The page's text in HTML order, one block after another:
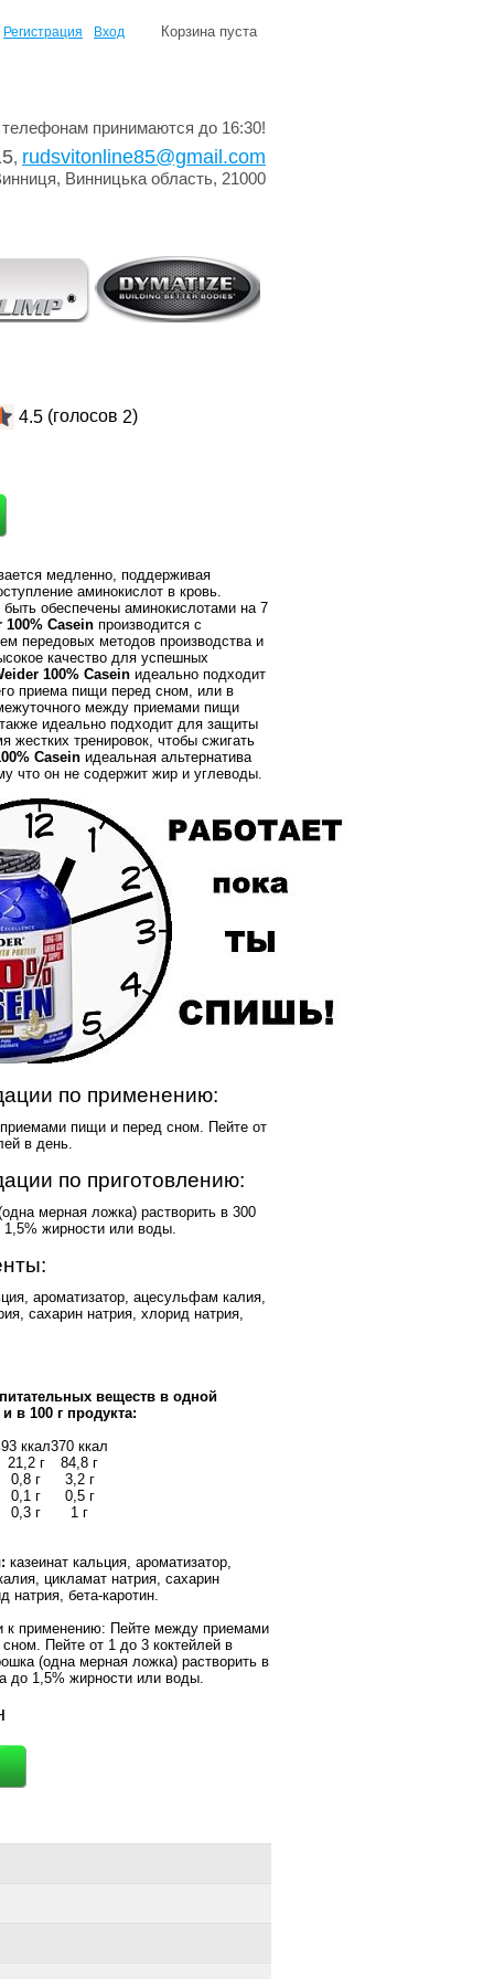
Корзина пуста
Регистрация Вход
принимаются до 16:30!
, rudsvitonline85@gmail.com
Винницька область, 21000
4.5 (голосов 2)
медленно, поддерживая
аминокислот в кровь.
обеспечены аминокислотами на 7
100% Casein производится с
передовых методов производства и
качество для успешных
100% Casein идеально подходит
приема пищи перед сном, или в
между приемами пищи
идеально подходит для защиты
жестких тренировок, чтобы сжигать
Casein идеальная альтернатива
что он не содержит жир и углеводы.
по применению:
пищи и перед сном. Пейте от
в день.
по приготовлению:
мерная ложка) растворить в 300
жирности или воды.
ароматизатор, ацесульфам калия,
сахарин натрия, хлорид натрия,
веществ в одной
в 100 г продукта:
93 ккал370 ккал
21,2 г
84,8 г
0,8 г
3,2 г
0,1 г
0,5 г
0,3 г 1 г
казеинат кальция, ароматизатор,
цикламат натрия, сахарин
натрия, бета-каротин.
к применению: Пейте между приемами
Пейте от 1 до 3 коктейлей в
(одна мерная ложка) растворить в
до 1,5% жирности или воды.